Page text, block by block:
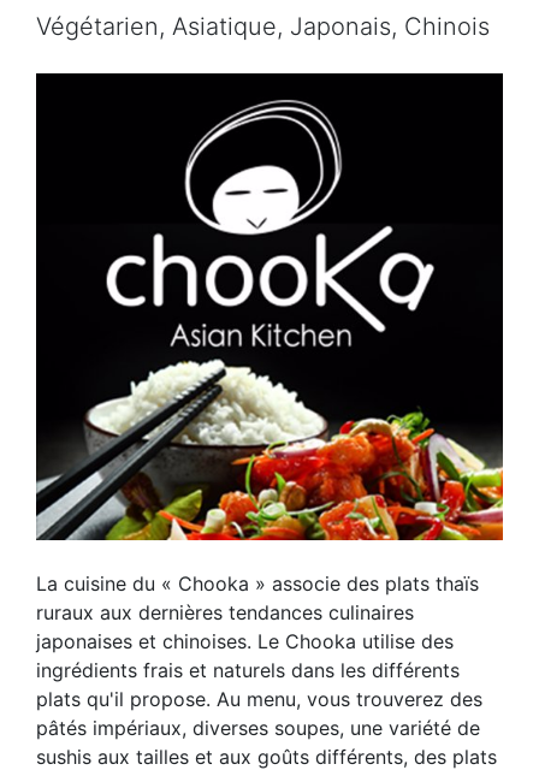
Végétarien, Asiatique, Japonais, Chinois
La cuisine du « Chooka » associe des plats thaïs
ruraux aux dernières tendances culinaires
japonaises et chinoises. Le Chooka utilise des
ingrédients frais et naturels dans les différents
plats qu'il propose. Au menu, vous trouverez des
pâtés impériaux, diverses soupes, une variété de
sushis aux tailles et aux goûts différents, des plats